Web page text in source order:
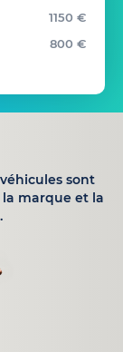
1150 €
800 €
sont
marque et la